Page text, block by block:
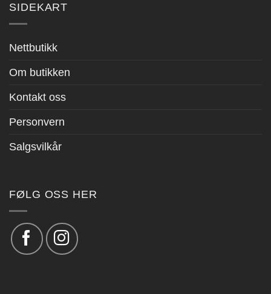
SIDEKART
Nettbutikk
Om butikken
Kontakt oss
Personvern
Salgsvilkår
FØLG OSS HER